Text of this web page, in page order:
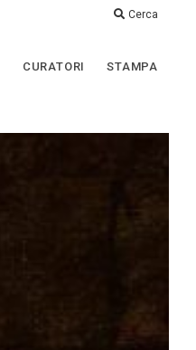
CURATORI STAMPA
Cerca